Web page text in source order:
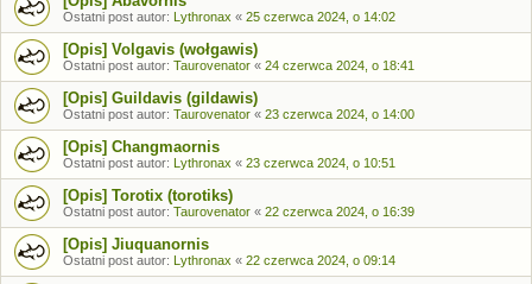
Ostatni post autor: Lythronax « 25 czerwca 2024, o 14:02
[Opis] Volgavis (wołgawis)
Ostatni post autor: Taurovenator « 24 czerwca 2024, o 18:41
[Opis] Guildavis (gildawis)
Ostatni post autor: Taurovenator « 23 czerwca 2024, o 14:00
[Opis] Changmaornis
Ostatni post autor: Lythronax « 23 czerwca 2024, o 10:51
[Opis] Torotix (torotiks)
Ostatni post autor: Taurovenator « 22 czerwca 2024, o 16:39
[Opis] Jiuquanornis
Ostatni post autor: Lythronax « 22 czerwca 2024, o 09:14